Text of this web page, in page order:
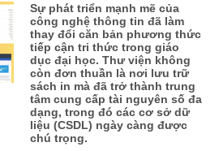
Sự phát triển mạnh mẽ của
công nghệ thông tin đã làm
thay đổi căn bản phương thức
tiếp cận tri thức trong giáo
dục đại học. Thư viện không
còn đơn thuần là nơi lưu trữ
sách in mà đã trở thành trung
tâm cung cấp tài nguyên số đa
dạng, trong đó các cơ sở dữ
liệu (CSDL) ngày càng được
chú trọng.